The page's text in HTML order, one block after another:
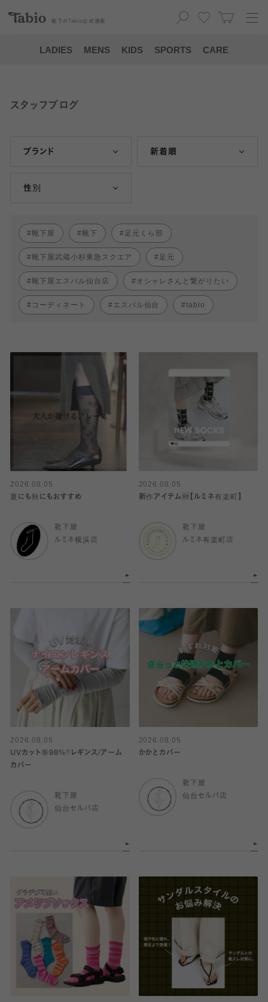
靴下の Tabio 公式通販
LADIES MENS KIDS SPORTS CARE
スタッフブログ
ブランド 新着順
性別
靴下屋 靴下 足元くら部
靴下屋武蔵小杉東急スクエア 足元
靴下屋エスパル仙台店 オシャレさんと繋がりたい
コーディネート エスパル仙台 tabio
2026.08.05
夏にも秋にもおすすめ
靴下屋
ルミネ横浜店
2026.08.05
新作アイテム🆕【ルミネ有楽町】
靴下屋
ルミネ有楽町店
2026.08.05
UVカット率98%‼︎レギンス/アーム
カバー
靴下屋
仙台セルバ店
2026.08.05
かかとカバー
靴下屋
仙台セルバ店